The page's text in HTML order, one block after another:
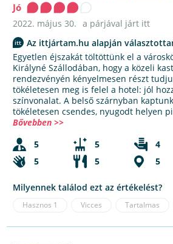
Jó
2022. május 30. a párjával járt itt
Az ittjártam.hu alapján
Egyetlen éjszakát töltöttünk el a
Királyné Szállodában, hogy a közeli
rendezvényén kényelmesen részt
tökéletesen meg is felel a hotel: jól
színvonalat. A belső szárnyban
tökéletesen csendes, nyugodt helyen
Bővebben >>
5
5 4
5
5 5
Milyennek találod ezt az értékelést?
Hasznos 1 Vicces Tartalmas